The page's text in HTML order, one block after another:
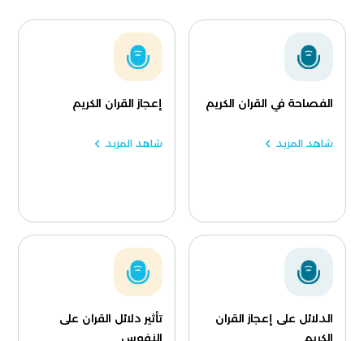
الفصاحة في القران الكريم
شاهد المزيد
إعجاز القران الكريم
شاهد المزيد
الدلائل على إعجاز القران
الكريم
تأثير دلائل القران على
النفوس